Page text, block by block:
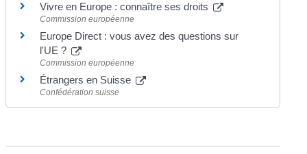
Vivre en Europe : connaître ses droits
Commission européenne
Europe Direct : vous avez des questions sur
l'UE ?
Commission européenne
Étrangers en Suisse
Confédération suisse